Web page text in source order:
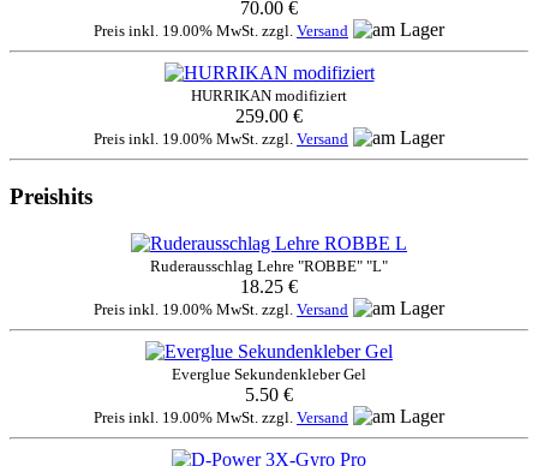
70.00 €
Preis inkl. 19.00% MwSt. zzgl. Versand
HURRIKAN modifiziert
259.00 €
Preis inkl. 19.00% MwSt. zzgl. Versand
Preishits
Ruderausschlag Lehre "ROBBE" "L"
18.25 €
Preis inkl. 19.00% MwSt. zzgl. Versand
Everglue Sekundenkleber Gel
5.50 €
Preis inkl. 19.00% MwSt. zzgl. Versand